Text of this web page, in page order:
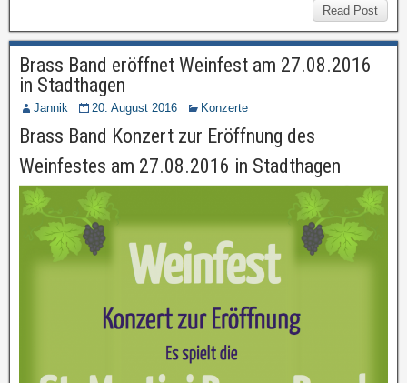
Read Post
Brass Band eröffnet Weinfest am 27.08.2016
in Stadthagen
Jannik 20. August 2016 Konzerte
Brass Band Konzert zur Eröffnung des
Weinfestes am 27.08.2016 in Stadthagen